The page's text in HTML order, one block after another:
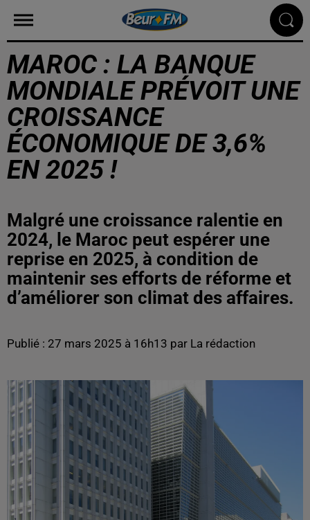
MAROC : LA BANQUE
MONDIALE PRÉVOIT UNE
CROISSANCE
ÉCONOMIQUE DE 3,6%
EN 2025 !
Malgré une croissance ralentie en
2024, le Maroc peut espérer une
reprise en 2025, à condition de
maintenir ses efforts de réforme et
d’améliorer son climat des affaires.
Publié : 27 mars 2025 à 16h13 par La rédaction